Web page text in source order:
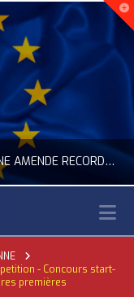
LA COMMISSION EUROPÉENNE INFLIGE UNE AMENDE RECORD À GOOGLE
DIGITAL
- Concours start-
premières